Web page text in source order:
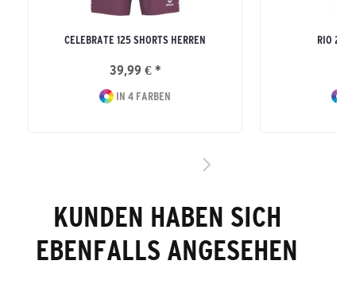
CELEBRATE 125 SHORTS HERREN
39,99 € *
IN 4 FARBEN
RIO 2.0
KUNDEN HABEN SICH
EBENFALLS ANGESEHEN